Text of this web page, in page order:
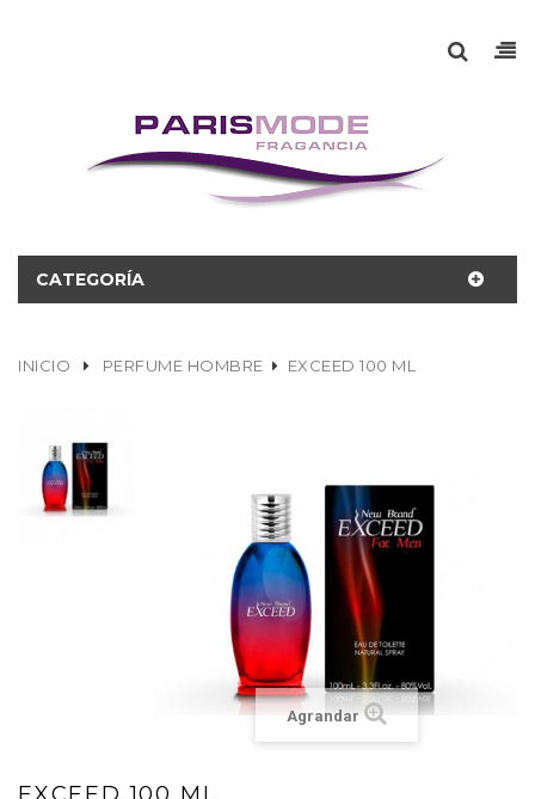
CATEGORÍA
INICIO PERFUME HOMBRE EXCEED 100 ML
Agrandar